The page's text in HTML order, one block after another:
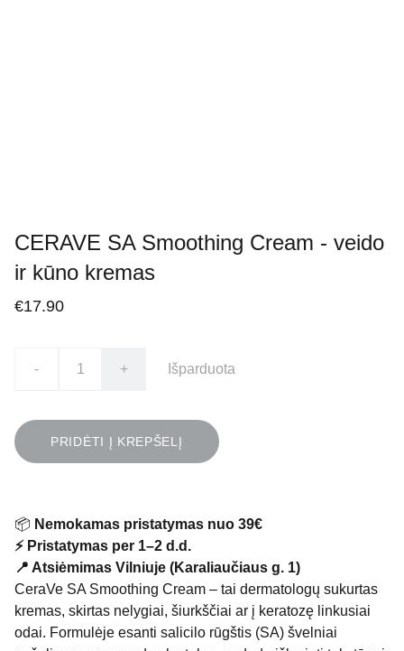
CERAVE SA Smoothing Cream - veido
ir kūno kremas
€17.90
- + Išparduota
PRIDĖTI Į KREPŠELĮ
📦 Nemokamas pristatymas nuo 39€
⚡ Pristatymas per 1–2 d.d.
📍 Atsiėmimas Vilniuje (Karaliaučiaus g. 1)
CeraVe SA Smoothing Cream – tai dermatologų sukurtas
kremas, skirtas nelygiai, šiurkščiai ar į keratozę linkusiai
odai. Formulėje esanti salicilo rūgštis (SA) švelniai